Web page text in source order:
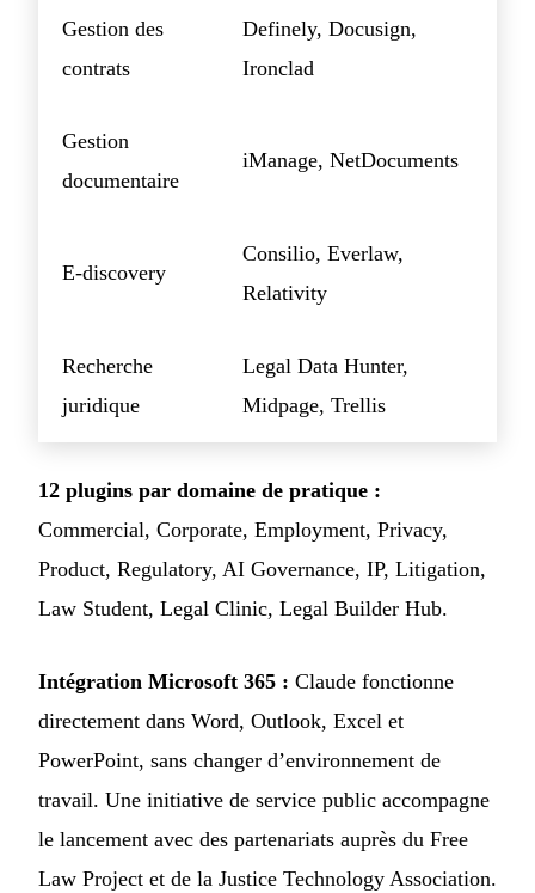
Gestion des
contrats
Definely, Docusign,
Ironclad
Gestion
documentaire
iManage, NetDocuments
E-discovery
Consilio, Everlaw,
Relativity
Recherche
juridique
Legal Data Hunter,
Midpage, Trellis
12 plugins par domaine de pratique :
Commercial, Corporate, Employment, Privacy,
Product, Regulatory, AI Governance, IP, Litigation,
Law Student, Legal Clinic, Legal Builder Hub.
Intégration Microsoft 365 : Claude fonctionne
directement dans Word, Outlook, Excel et
PowerPoint, sans changer d’environnement de
travail. Une initiative de service public accompagne
le lancement avec des partenariats auprès du Free
Law Project et de la Justice Technology Association.